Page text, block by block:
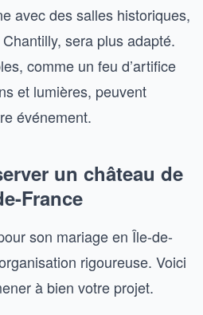
avec des salles historiques,
sera plus adapté.
comme un feu d’artifice
et lumières, peuvent
événement.
un château de
France
son mariage en Île-de-
rigoureuse. Voici
à bien votre projet.